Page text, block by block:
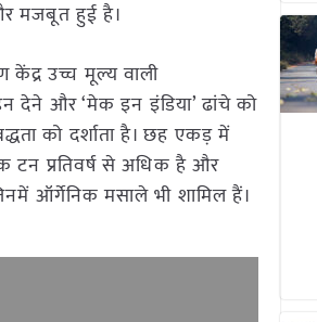
मजबूत हुई है।
केंद्र उच्च मूल्य वाली
देने और ‘मेक इन इंडिया’ ढांचे को
को दर्शाता है। छह एकड़ में
टन प्रतिवर्ष से अधिक है और
ऑर्गेनिक मसाले भी शामिल हैं।